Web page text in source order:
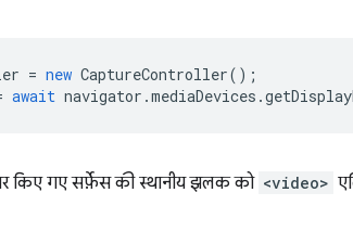
= new CaptureController();
await navigator .mediaDevices .
किए गए सर्फ़ेस की स्थानीय झलक को <video>